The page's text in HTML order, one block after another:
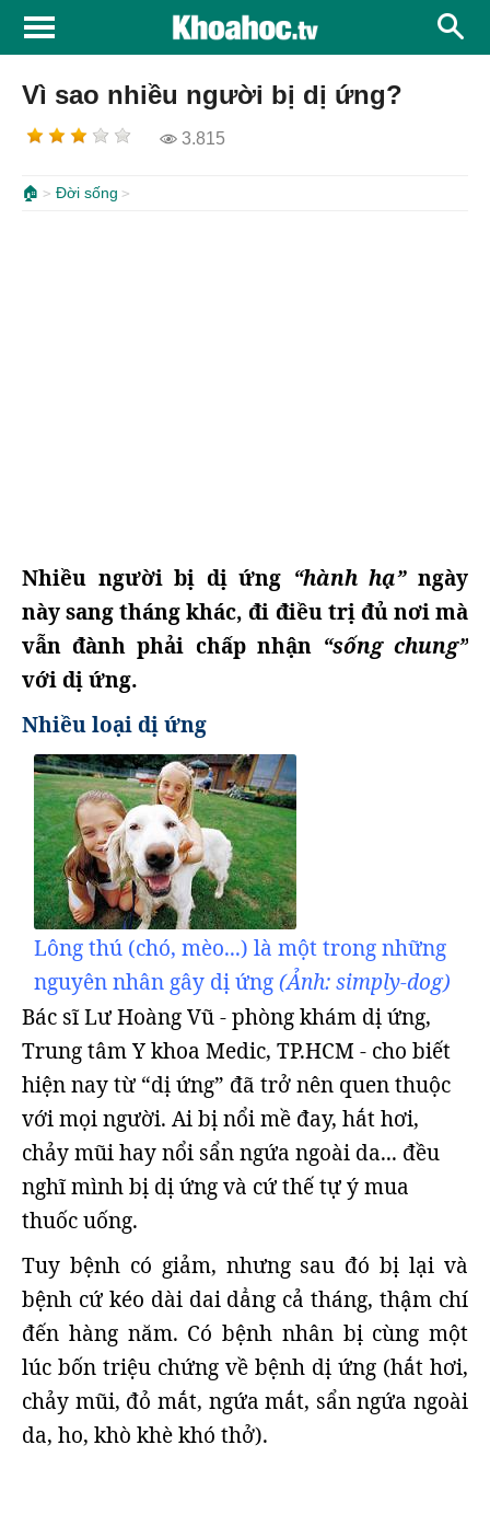
Vì sao nhiều người bị dị ứng?
3.815
🏠 Đời sống
Nhiều người bị dị ứng “hành hạ”ngày
này sang tháng khác, đi điều trị đủ nơi mà
vẫn đành phải chấp nhận“sống chung”
với dị ứng.
Nhiều loại dị ứng
Lông thú (chó, mèo...) là một trong những
nguyên nhân gây dị ứng(Ảnh: simply-dog)
Bác sĩ Lư Hoàng Vũ - phòng khám dị ứng,
Trung tâm Y khoa Medic, TP.HCM - cho biết
hiện nay từ “dị ứng” đã trở nên quen thuộc
với mọi người. Ai bị nổi mề đay, hắt hơi,
chảy mũi hay nổi sẩn ngứa ngoài da... đều
nghĩ mình bị dị ứng và cứ thế tự ý mua
thuốc uống.
Tuy bệnh có giảm, nhưng sau đó bị lại và
bệnh cứ kéo dài dai dẳng cả tháng, thậm chí
đến hàng năm. Có bệnh nhân bị cùng một
lúc bốn triệu chứng về bệnh dị ứng (hắt hơi,
chảy mũi, đỏ mắt, ngứa mắt, sẩn ngứa ngoài
da, ho, khò khè khó thở).